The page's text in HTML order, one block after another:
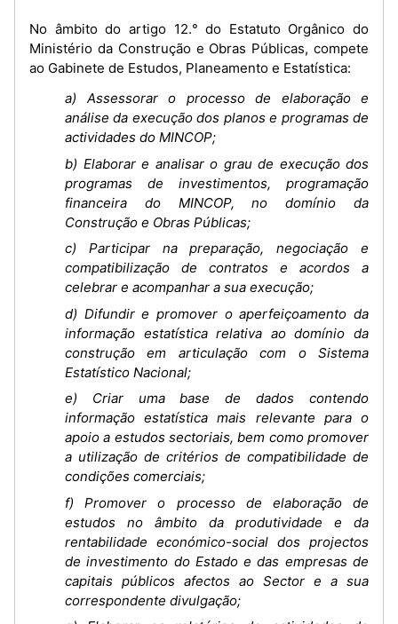
No âmbito do artigo 12.° do Estatuto Orgânico do
Ministério da Construção e Obras Públicas, compete
ao Gabinete de Estudos, Planeamento e Estatística:
a) Assessorar o processo de elaboração e
análise da execução dos planos e programas de
actividades do MINCOP;
b) Elaborar e analisar o grau de execução dos
programas de investimentos, programação
financeira do MINCOP, no domínio da
Construção e Obras Públicas;
c) Participar na preparação, negociação e
compatibilização de contratos e acordos a
celebrar e acompanhar a sua execução;
d) Difundir e promover o aperfeiçoamento da
informação estatística relativa ao domínio da
construção em articulação com o Sistema
Estatístico Nacional;
e) Criar uma base de dados contendo
informação estatística mais relevante para o
apoio a estudos sectoriais, bem como promover
a utilização de critérios de compatibilidade de
condições comerciais;
f) Promover o processo de elaboração de
estudos no âmbito da produtividade e da
rentabilidade económico-social dos projectos
de investimento do Estado e das empresas de
capitais públicos afectos ao Sector e a sua
correspondente divulgação;